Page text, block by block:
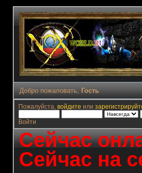
Добро пожаловать, Гость
Пожалуйста, войдите или
Войти
Сейчас
Сейчас на